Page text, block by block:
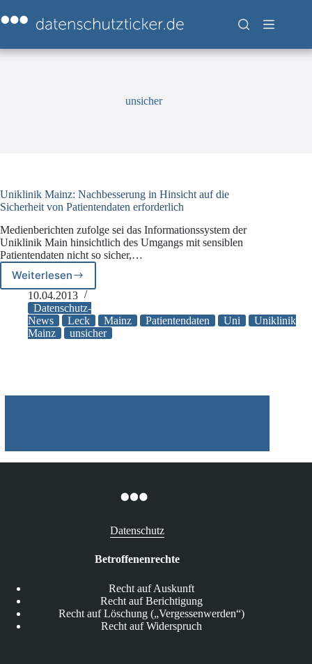
Inhalt
springen
unsicher
Uniklinik Mainz: Nachbesserung in Hinsicht auf die
Sicherheit von Patientendaten erforderlich
Medienberichten zufolge sei das Informationssystem der
Uniklinik Main hinsichtlich des Umgangs mit sensiblen
Patientendaten nicht so sicher,…
Weiterlesen
Uniklinik
Mainz:
Nachbesserung
in
Hinsicht
10.04.2013
Datenschutz-
News
Leck Mainz Patientendaten Uni
Uniklinik
Mainz
unsicher
Datenschutz
Betroffenenrechte
Recht auf Auskunft
Recht auf Berichtigung
Recht auf Löschung („Vergessenwerden“)
Recht auf Widerspruch